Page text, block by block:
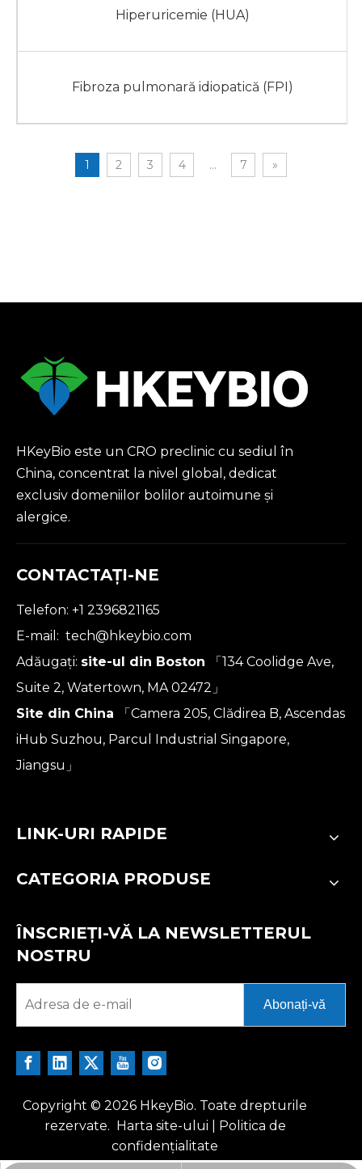
Hiperuricemie (HUA)
Fibroza pulmonară idiopatică (FPI)
1 2 3 4 ... 7 »
HKeyBio este un CRO preclinic cu sediul în
China, concentrat la nivel global, dedicat
exclusiv domeniilor bolilor autoimune și
alergice.
CONTACTAŢI-NE
Telefon: +1 2396821165
E-mail: tech@hkeybio.com
Adăugați: site-ul din Boston
「134 Coolidge Ave,
Suite 2, Watertown, MA 02472」
Site din China
「Camera 205, Clădirea B, Ascendas
iHub Suzhou, Parcul Industrial Singapore,
Jiangsu」
LINK-URI RAPIDE
CATEGORIA PRODUSE
ÎNSCRIEȚI-VĂ LA NEWSLETTERUL
NOSTRU
Abonați-vă
Copyright © 2026 HkeyBio. Toate drepturile
rezervate. Harta site-ului
Politica de
confidențialitate